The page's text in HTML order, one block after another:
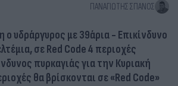
ΠΑΝΑΓΙΏΤΗΣ ΣΠΑΝΌΣ
ο υδράργυρος με 39άρια - Επικίνδυνο
σε Red Code 4 περιοχές
πυρκαγιάς για την Κυριακή
θα βρίσκονται σε «Red Code»